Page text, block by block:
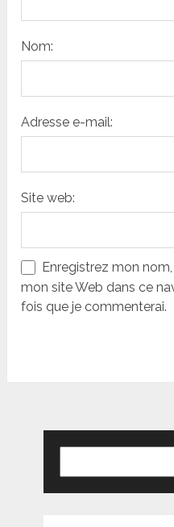
Nom:
Adresse e-mail:
Site web:
Enregistrez mon
mon site Web dans ce
fois que je commenterai.